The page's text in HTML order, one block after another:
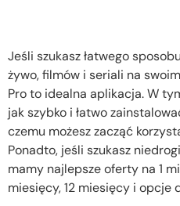
Jeśli szukasz łatwego
żywo, filmów i seriali na
Pro to idealna aplikacja. W
jak szybko i łatwo
czemu możesz zacząć
Ponadto, jeśli szukasz
mamy najlepsze oferty na 1
miesięcy, 12 miesięcy i opcje